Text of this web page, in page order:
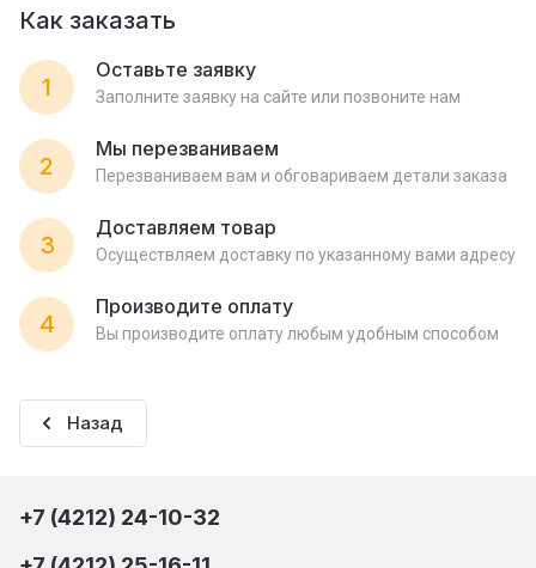
Как заказать
1
Оставьте заявку
Заполните заявку на сайте или позвоните нам
2
Мы перезваниваем
Перезваниваем вам и обговариваем детали заказа
3
Доставляем товар
Осуществляем доставку по указанному вами адресу
4
Производите оплату
Вы производите оплату любым удобным способом
Назад
+7 (4212) 24-10-32